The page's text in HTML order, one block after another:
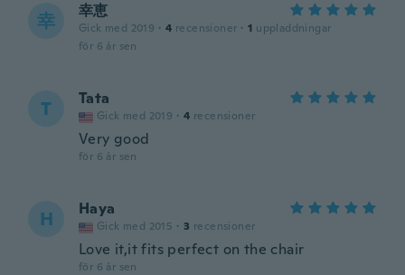
幸 幸恵
Gick med 2019 · 4 recensioner · 1 uppladdningar
för 6 år sen
T Tata
Gick med 2019 · 4 recensioner
Very good
för 6 år sen
H Haya
Gick med 2015 · 3 recensioner
Love it,it fits perfect on the chair
för 6 år sen